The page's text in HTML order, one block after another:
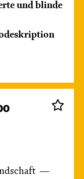
und blinde